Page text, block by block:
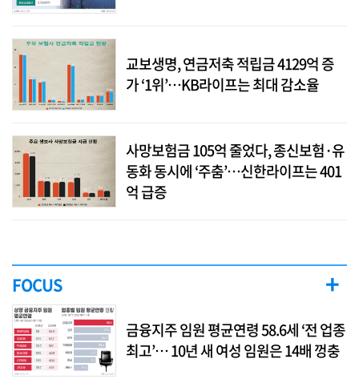
교보생명, 연금저축 적립금 4129억 증
가 ‘1위’…KB라이프는 최대 감소율
사망보험금 105억 줄었다, 종신보험·유
동화 동시에 ‘주춤’…신한라이프는 401
억 급증
FOCUS +
금융지주 임원 평균연령 58.6세 ‘전 업종
최고’… 10년 새 여성 임원은 14배 껑충